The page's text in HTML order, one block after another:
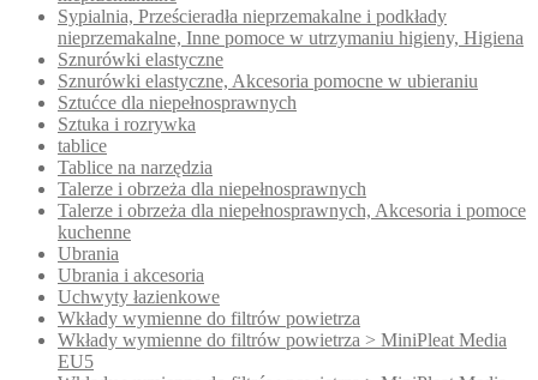
Sypialnia, Prześcieradła nieprzemakalne i podkłady
nieprzemakalne, Inne pomoce w utrzymaniu higieny, Higiena
Sznurówki elastyczne
Sznurówki elastyczne, Akcesoria pomocne w ubieraniu
Sztućce dla niepełnosprawnych
Sztuka i rozrywka
tablice
Tablice na narzędzia
Talerze i obrzeża dla niepełnosprawnych
Talerze i obrzeża dla niepełnosprawnych, Akcesoria i pomoce
kuchenne
Ubrania
Ubrania i akcesoria
Uchwyty łazienkowe
Wkłady wymienne do filtrów powietrza
Wkłady wymienne do filtrów powietrza > MiniPleat Media
EU5